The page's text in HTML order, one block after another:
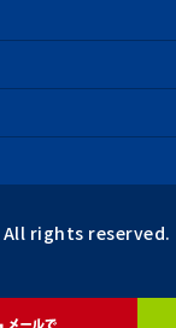
All rights reserved.